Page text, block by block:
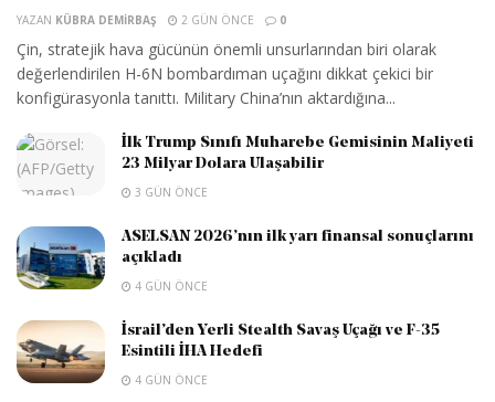
YAZAN KÜBRA DEMIRBAŞ 2 GÜN ÖNCE 0
Çin, stratejik hava gücünün önemli unsurlarından biri olarak
değerlendirilen H-6N bombardıman uçağını dikkat çekici bir
konfigürasyonla tanıttı. Military China’nın aktardığına...
İlk Trump Sınıfı Muharebe Gemisinin Maliyeti
23 Milyar Dolara Ulaşabilir
3 GÜN ÖNCE
ASELSAN 2026’nın ilk yarı finansal sonuçlarını
açıkladı
4 GÜN ÖNCE
İsrail’den Yerli Stealth Savaş Uçağı ve F-35
Esintili İHA Hedefi
4 GÜN ÖNCE